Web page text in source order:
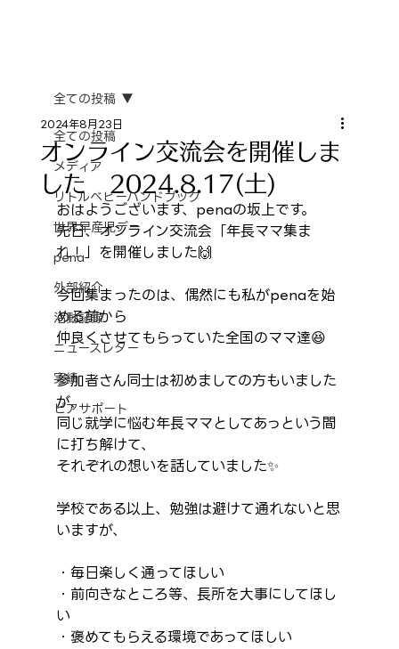
全ての投稿
メディア
リトルベビーハンドブック
世界早産児デー
pena
外部紹介
活動記録
ニュースレター
実績
ピアサポート
全ての投稿
オンライン交流会を開催しま
した 2024.8.17(土)
2024年8月23日
おはようございます、penaの坂上です。
先日、オンライン交流会「年長ママ集ま
れ！」を開催しました🙌
今回集まったのは、偶然にも私がpenaを始
める前から
仲良くさせてもらっていた全国のママ達😆
参加者さん同士は初めましての方もいました
が、
同じ就学に悩む年長ママとしてあっという間
に打ち解けて、
それぞれの想いを話していました✨
学校である以上、勉強は避けて通れないと思
いますが、
・毎日楽しく通ってほしい
・前向きなところ等、長所を大事にしてほし
い
・褒めてもらえる環境であってほしい